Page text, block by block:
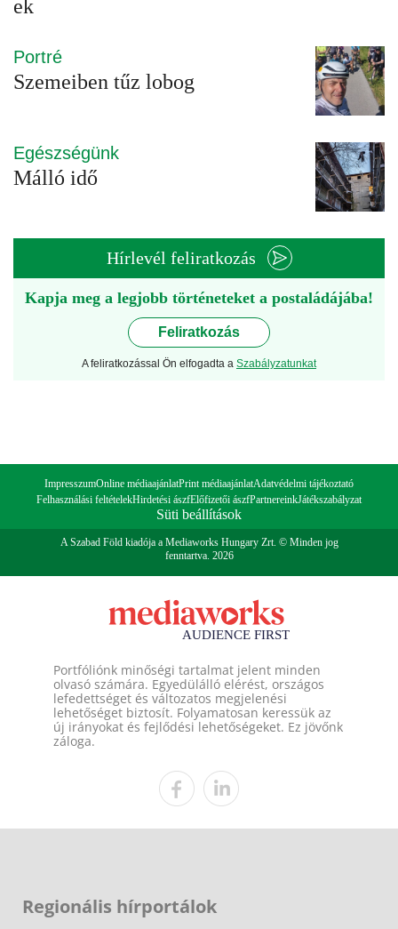
ek
Portré
Szemeiben tűz lobog
Egészségünk
Málló idő
Hírlevél feliratkozás
Kapja meg a legjobb történeteket a postaládájába!
Feliratkozás
A feliratkozással Ön elfogadta a Szabályzatunkat
ImpresszumOnline médiaajánlatPrint médiaajánlatAdatvédelmi tájékoztató
Felhasználási feltételekHirdetési ászfElőfizetői ászfPartnereinkJátékszabályzat
Süti beállítások
A Szabad Föld kiadója a Mediaworks Hungary Zrt. © Minden jog
fenntartva. 2026
Portfóliónk minőségi tartalmat jelent minden
olvasó számára. Egyedülálló elérést, országos
lefedettséget és változatos megjelenési
lehetőséget biztosít. Folyamatosan keressük az
új irányokat és fejlődési lehetőségeket. Ez jövőnk
záloga.
Regionális hírportálok